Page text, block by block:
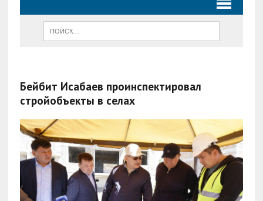
Бейбит Исабаев проинспектировал
стройобъекты в селах